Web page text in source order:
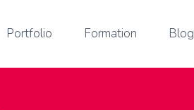
Portfolio Formation Blog